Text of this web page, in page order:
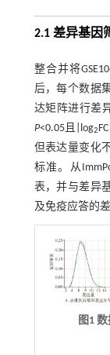
2.1 差异基因
整合并将
后，每个数据
达矩阵进行差
P<0.05且|log2
但表达量变化
标准。从
表，并与差异
及免疫应答的
图1